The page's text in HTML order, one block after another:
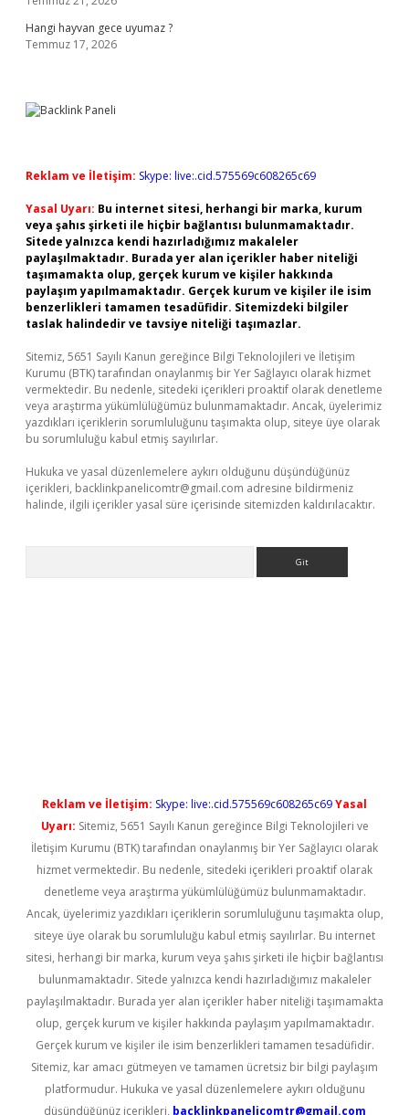
Hangi hayvan gece uyumaz ?
Temmuz 17, 2026
Reklam ve İletişim: Skype: live:.cid.575569c608265c69
Yasal Uyarı: Bu internet sitesi, herhangi bir marka, kurum
veya şahıs şirketi ile hiçbir bağlantısı bulunmamaktadır.
Sitede yalnızca kendi hazırladığımız makaleler
paylaşılmaktadır. Burada yer alan içerikler haber niteliği
taşımamakta olup, gerçek kurum ve kişiler hakkında
paylaşım yapılmamaktadır. Gerçek kurum ve kişiler ile isim
benzerlikleri tamamen tesadüfidir. Sitemizdeki bilgiler
taslak halindedir ve tavsiye niteliği taşımazlar.
Sitemiz, 5651 Sayılı Kanun gereğince Bilgi Teknolojileri ve İletişim
Kurumu (BTK) tarafından onaylanmış bir Yer Sağlayıcı olarak hizmet
vermektedir. Bu nedenle, sitedeki içerikleri proaktif olarak denetleme
veya araştırma yükümlülüğümüz bulunmamaktadır. Ancak, üyelerimiz
yazdıkları içeriklerin sorumluluğunu taşımakta olup, siteye üye olarak
bu sorumluluğu kabul etmiş sayılırlar.
Hukuka ve yasal düzenlemelere aykırı olduğunu düşündüğünüz
içerikleri, backlinkpanelicomtr@gmail.com adresine bildirmeniz
halinde, ilgili içerikler yasal süre içerisinde sitemizden kaldırılacaktır.
Reklam ve İletişim: Skype: live:.cid.575569c608265c69Yasal
Uyarı: Sitemiz, 5651 Sayılı Kanun gereğince Bilgi Teknolojileri ve
İletişim Kurumu (BTK) tarafından onaylanmış bir Yer Sağlayıcı olarak
hizmet vermektedir. Bu nedenle, sitedeki içerikleri proaktif olarak
denetleme veya araştırma yükümlülüğümüz bulunmamaktadır.
Ancak, üyelerimiz yazdıkları içeriklerin sorumluluğunu taşımakta olup,
siteye üye olarak bu sorumluluğu kabul etmiş sayılırlar. Bu internet
sitesi, herhangi bir marka, kurum veya şahıs şirketi ile hiçbir bağlantısı
bulunmamaktadır. Sitede yalnızca kendi hazırladığımız makaleler
paylaşılmaktadır. Burada yer alan içerikler haber niteliği taşımamakta
olup, gerçek kurum ve kişiler hakkında paylaşım yapılmamaktadır.
Gerçek kurum ve kişiler ile isim benzerlikleri tamamen tesadüfidir.
Sitemiz, kar amacı gütmeyen ve tamamen ücretsiz bir bilgi paylaşım
platformudur. Hukuka ve yasal düzenlemelere aykırı olduğunu
düşündüğünüz içerikleri, backlinkpanelicomtr@gmail.com